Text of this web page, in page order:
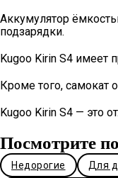
Аккумулятор
подзарядки.
Kugoo Kirin S4 имеет
Кроме того, самокат
Kugoo Kirin S4 — это
Посмотрите
Недорогие Для